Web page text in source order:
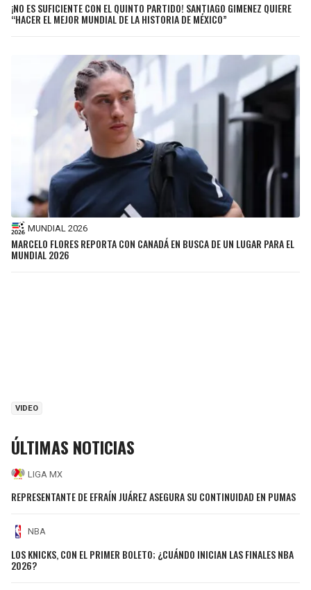
¡NO ES SUFICIENTE CON EL QUINTO PARTIDO! SANTIAGO GIMENEZ QUIERE
“HACER EL MEJOR MUNDIAL DE LA HISTORIA DE MÉXICO”
MUNDIAL 2026
MARCELO FLORES REPORTA CON CANADÁ EN BUSCA DE UN LUGAR PARA EL
MUNDIAL 2026
VIDEO
ÚLTIMAS NOTICIAS
LIGA MX
REPRESENTANTE DE EFRAÍN JUÁREZ ASEGURA SU CONTINUIDAD EN PUMAS
NBA
LOS KNICKS, CON EL PRIMER BOLETO; ¿CUÁNDO INICIAN LAS FINALES NBA
2026?